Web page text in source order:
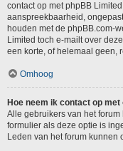
contact op met phpBB
aanspreekbaarheid,
houden met de phpBB.com-
Limited toch e-mailt over
een korte, of helemaal geen,
Omhoog
Hoe neem ik contact op
Alle gebruikers van het forum
formulier als deze optie is
Leden van het forum kunnen